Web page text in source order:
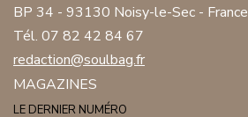
BP 34 - 93130 Noisy-le-Sec - France
Tél. 07 82 42 84 67
redaction@soulbag.fr
MAGAZINES
LE DERNIER NUMÉRO